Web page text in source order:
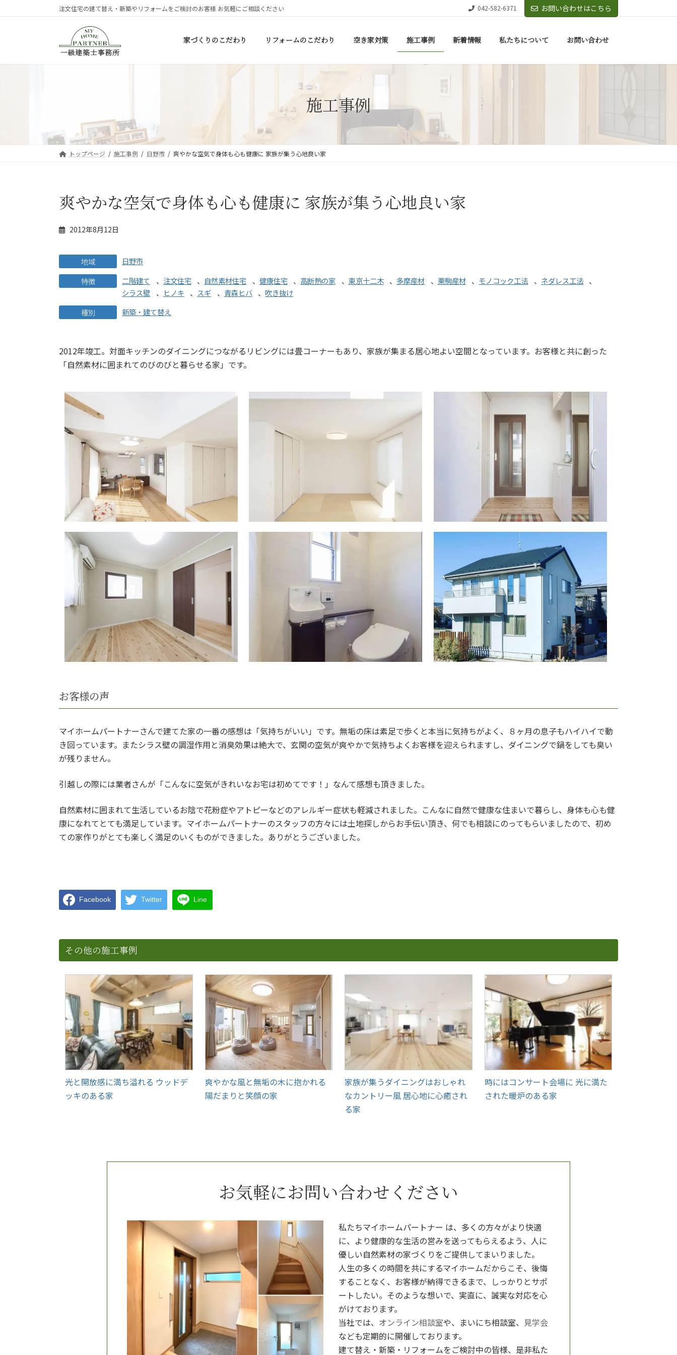
注文住宅の建て替え・新築やリフォームをご検討のお客様 お気軽にご相談ください 042-582-6371 お問い合わせはこちら
家づくりのこだわり リフォームのこだわり 空き家対策 施工事例 新着情報 私たちについて お問い合わせ
施工事例
トップページ 施工事例 日野市 爽やかな空気で身体も心も健康に 家族が集う心地良い家
爽やかな空気で身体も心も健康に 家族が集う心地良い家
2012年8月12日
地域
日野市
特徴
二階建て 、 注文住宅 、 自然素材住宅 、 健康住宅 、 高断熱の家 、 東京十二木 、 多摩産材 、 栗駒産材 、 モノコック工法 、 ネダレス工法 、
シラス壁
、 ヒノキ 、 スギ 、 青森ヒバ 、吹き抜け
種別
新築・建て替え
2012年竣工。対面キッチンのダイニングにつながるリビングには畳コーナーもあり、家族が集まる居心地よい空間となっています。お客様と共に創った
「自然素材に囲まれてのびのびと暮らせる家」です。
お客様の声
マイホームパートナーさんで建てた家の一番の感想は「気持ちがいい」です。無垢の床は素足で歩くと本当に気持ちがよく、８ヶ月の息子もハイハイで動
き回っています。またシラス壁の調湿作用と消臭効果は絶大で、玄関の空気が爽やかで気持ちよくお客様を迎えられますし、ダイニングで鍋をしても臭い
が残りません。
引越しの際には業者さんが「こんなに空気がきれいなお宅は初めてです！」なんて感想も頂きました。
自然素材に囲まれて生活しているお陰で花粉症やアトピーなどのアレルギー症状も軽減されました。こんなに自然で健康な住まいで暮らし、身体も心も健
康になれてとても満足しています。マイホームパートナーのスタッフの方々には土地探しからお手伝い頂き、何でも相談にのってもらいましたので、初め
ての家作りがとても楽しく満足のいくものができました。ありがとうございました。
Facebook Twitter Line
その他の施工事例
光と開放感に満ち溢れる ウッドデ
ッキのある家
爽やかな風と無垢の木に抱かれる
陽だまりと笑顔の家
家族が集うダイニングはおしゃれ
なカントリー風 居心地に心癒され
る家
時にはコンサート会場に 光に満た
された暖炉のある家
お気軽にお問い合わせください
私たちマイホームパートナー は、多くの方々がより快適
に、より健康的な生活の営みを送ってもらえるよう、人に
優しい自然素材の家づくりをご提供してまいりました。
人生の多くの時間を共にするマイホームだからこそ、後悔
することなく、お客様が納得できるまで、しっかりとサポ
ートしたい。そのような想いで、実直に、誠実な対応を心
がけております。
当社では、 オンライン相談室や、まいにち相談室、 見学会
なども定期的に開催しております。
建て替え・新築・リフォームをご検討中の皆様、是非私た